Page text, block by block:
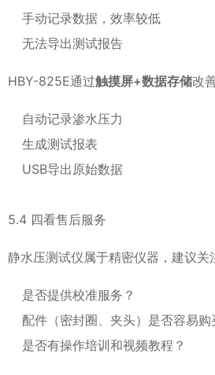
手动记录数据，效率较低
无法导出测试报告
HBY-825E通过触摸屏+数据存储改
自动记录渗水压力
生成测试报表
USB导出原始数据
5.4 四看售后服务
静水压测试仪属于精密仪器，建议关
是否提供校准服务？
配件（密封圈、夹头）是否容易购
是否有操作培训和视频教程？